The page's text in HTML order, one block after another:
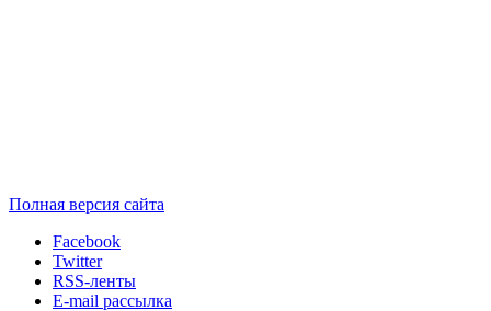
Полная версия сайта
Facebook
Twitter
RSS-ленты
E-mail рассылка